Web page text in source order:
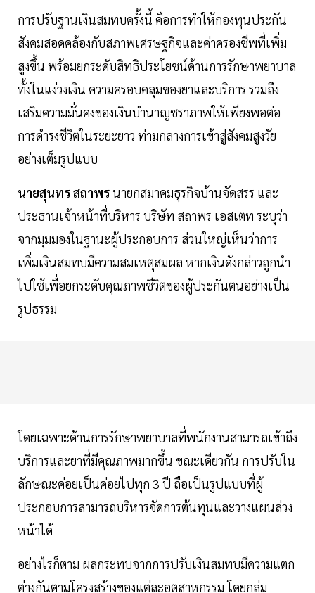
การปรับฐานเงินสมทบครั้งนี้ คือการทำให้กองทุนประกัน
สังคมสอดคล้องกับสภาพเศรษฐกิจและค่าครองชีพที่เพิ่ม
สูงขึ้น พร้อมยกระดับสิทธิประโยชน์ด้านการรักษาพยาบาล
ทั้งในแง่วงเงิน ความครอบคลุมของยาและบริการ รวมถึง
เสริมความมั่นคงของเงินบำนาญชราภาพให้เพียงพอต่อ
การดำรงชีวิตในระยะยาว ท่ามกลางการเข้าสู่สังคมสูงวัย
อย่างเต็มรูปแบบ
นายสุนทร สถาพรนายกสมาคมธุรกิจบ้านจัดสรร และ
ประธานเจ้าหน้าที่บริหาร บริษัท สถาพร เอสเตท ระบุว่า
จากมุมมองในฐานะผู้ประกอบการ ส่วนใหญ่เห็นว่าการ
เพิ่มเงินสมทบมีความสมเหตุสมผล หากเงินดังกล่าวถูกนำ
ไปใช้เพื่อยกระดับคุณภาพชีวิตของผู้ประกันตนอย่างเป็น
รูปธรรม
โดยเฉพาะด้านการรักษาพยาบาลที่พนักงานสามารถเข้าถึง
บริการและยาที่มีคุณภาพมากขึ้น ขณะเดียวกัน การปรับใน
ลักษณะค่อยเป็นค่อยไปทุก 3 ปี ถือเป็นรูปแบบที่ผู้
ประกอบการสามารถบริหารจัดการต้นทุนและวางแผนล่วง
หน้าได้
อย่างไรก็ตาม ผลกระทบจากการปรับเงินสมทบมีความแตก
ต่างกันตามโครงสร้างของแต่ละอุตสาหกรรม โดยกลุ่ม